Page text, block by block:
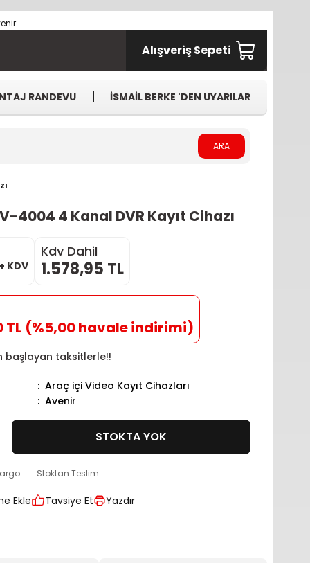
Alışveriş Sepeti
RANDEVU İSMAİL BERKE 'DEN UYARILAR
ARA
4004 4 Kanal DVR Kayıt Cihazı
KDV
Kdv Dahil
1.578,95 TL
TL (%5,00 havale indirimi)
başlayan taksitlerle!!
Araç içi Video Kayıt Cihazları
Avenir
STOKTA YOK
Stoktan Teslim
Tavsiye Et Yazdır